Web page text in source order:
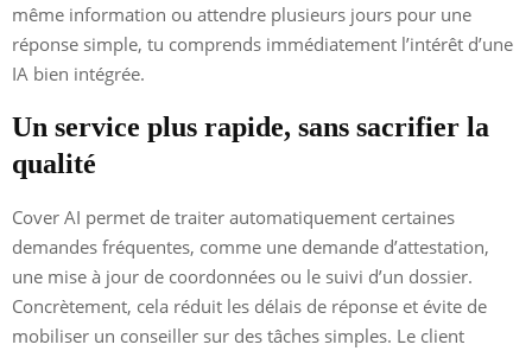
même information ou attendre plusieurs jours pour une
réponse simple, tu comprends immédiatement l’intérêt d’une
IA bien intégrée.
Un service plus rapide, sans sacrifier la
qualité
Cover AI permet de traiter automatiquement certaines
demandes fréquentes, comme une demande d’attestation,
une mise à jour de coordonnées ou le suivi d’un dossier.
Concrètement, cela réduit les délais de réponse et évite de
mobiliser un conseiller sur des tâches simples. Le client